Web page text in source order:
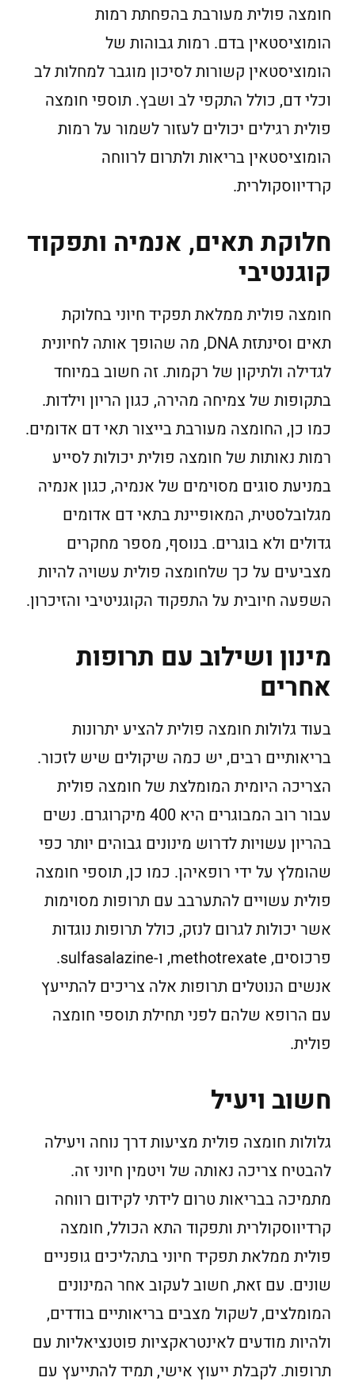
חומצה פולית מעורבת בהפחתת רמות
הומוציסטאין בדם. רמות גבוהות של
הומוציסטאין קשורות לסיכון מוגבר למחלות לב
וכלי דם, כולל התקפי לב ושבץ. תוספי חומצה
פולית רגילים יכולים לעזור לשמור על רמות
הומוציסטאין בריאות ולתרום לרווחה
קרדיווסקולרית.
חלוקת תאים, אנמיה ותפקוד
קוגנטיבי
חומצה פולית ממלאת תפקיד חיוני בחלוקת
תאים וסינתזת DNA, מה שהופך אותה לחיונית
לגדילה ולתיקון של רקמות. זה חשוב במיוחד
בתקופות של צמיחה מהירה, כגון הריון וילדות.
כמו כן, החומצה מעורבת בייצור תאי דם אדומים.
רמות נאותות של חומצה פולית יכולות לסייע
במניעת סוגים מסוימים של אנמיה, כגון אנמיה
מגלובלסטית, המאופיינת בתאי דם אדומים
גדולים ולא בוגרים. בנוסף, מספר מחקרים
מצביעים על כך שלחומצה פולית עשויה להיות
השפעה חיובית על התפקוד הקוגניטיבי והזיכרון.
מינון ושילוב עם תרופות
אחרים
בעוד גלולות חומצה פולית להציע יתרונות
בריאותיים רבים, יש כמה שיקולים שיש לזכור.
הצריכה היומית המומלצת של חומצה פולית
עבור רוב המבוגרים היא 400 מיקרוגרם. נשים
בהריון עשויות לדרוש מינונים גבוהים יותר כפי
שהומלץ על ידי רופאיהן. כמו כן, תוספי חומצה
פולית עשויים להתערבב עם תרופות מסוימות
אשר יכולות לגרום לנזק, כולל תרופות נוגדות
פרכוסים, methotrexate, ו-sulfasalazine.
אנשים הנוטלים תרופות אלה צריכים להתייעץ
עם הרופא שלהם לפני תחילת תוספי חומצה
פולית.
חשוב ויעיל
גלולות חומצה פולית מציעות דרך נוחה ויעילה
להבטיח צריכה נאותה של ויטמין חיוני זה.
מתמיכה בבריאות טרום לידתי לקידום רווחה
קרדיווסקולרית ותפקוד התא הכולל, חומצה
פולית ממלאת תפקיד חיוני בתהליכים גופניים
שונים. עם זאת, חשוב לעקוב אחר המינונים
המומלצים, לשקול מצבים בריאותיים בודדים,
ולהיות מודעים לאינטראקציות פוטנציאליות עם
תרופות. לקבלת ייעוץ אישי, תמיד להתייעץ עם